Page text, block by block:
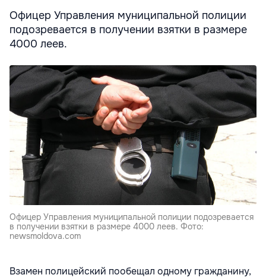
Офицер Управления муниципальной полиции
подозревается в получении взятки в размере
4000 леев.
Офицер Управления муниципальной полиции подозревается
в получении взятки в размере 4000 леев. Фото:
newsmoldova.com
Взамен полицейский пообещал одному гражданину,